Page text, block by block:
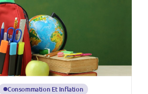
Consommation Et Inflation